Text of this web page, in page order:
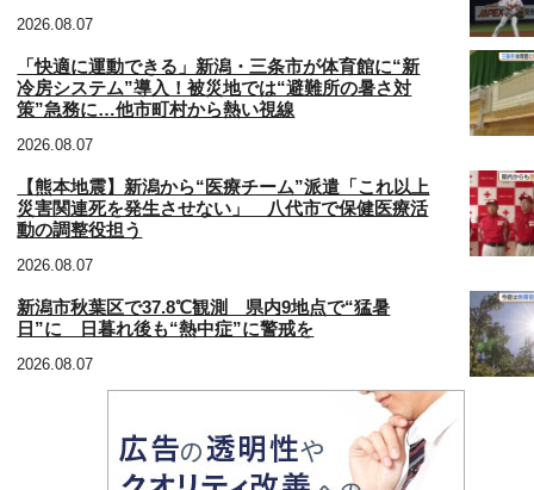
2026.08.07
「快適に運動できる」新潟・三条市が体育館に“新
冷房システム”導入！被災地では“避難所の暑さ対
策”急務に…他市町村から熱い視線
2026.08.07
【熊本地震】新潟から“医療チーム”派遣「これ以上
災害関連死を発生させない」 八代市で保健医療活
動の調整役担う
2026.08.07
新潟市秋葉区で37.8℃観測 県内9地点で“猛暑
日”に 日暮れ後も“熱中症”に警戒を
2026.08.07